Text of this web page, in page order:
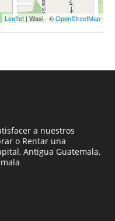
Leaflet | Wasi - ©OpenStreetMap
a nuestros
o Rentar una
Antigua Guatemala,